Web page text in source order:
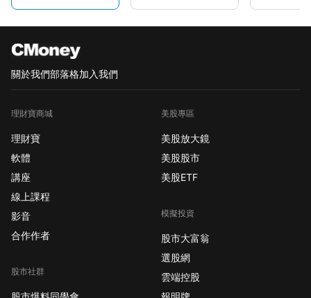
關於我們部落格加入我們
理財寶商城
理財寶
軟體
講座
線上課程
影音
合作作者
股市社群
美股專區
美股放大鏡
美股股市
美股ETF
模擬投資
股市大富翁
選股網
雲端控股